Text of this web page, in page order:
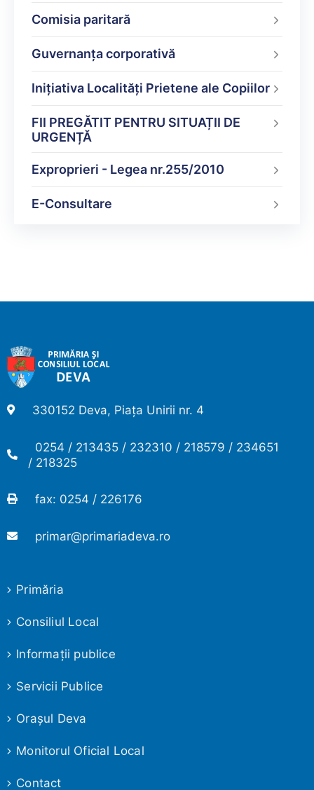
Comisia paritară
Guvernanța corporativă
Inițiativa Localități Prietene ale Copiilor
FII PREGĂTIT PENTRU SITUAȚII DE
URGENȚĂ
Exproprieri - Legea nr.255/2010
E-Consultare
330152 Deva, Piața Unirii nr. 4
0254 / 213435 / 232310 / 218579 / 234651
/ 218325
fax: 0254 / 226176
primar@primariadeva.ro
Primăria
Consiliul Local
Informaţii publice
Servicii Publice
Oraşul Deva
Monitorul Oficial Local
Contact